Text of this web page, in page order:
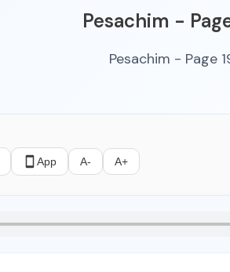
Pesachim -
Pesachim - Page
App A- A+